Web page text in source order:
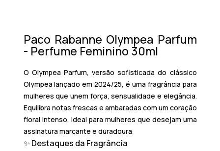
Paco Rabanne Olympea Parfum
- Perfume Feminino 30ml
O Olympea Parfum, versão sofisticada do clássico
Olympea lançado em 2024/25, é uma fragrância para
mulheres que unem força, sensualidade e elegância.
Equilibra notas frescas e ambaradas com um coração
floral intenso, ideal para mulheres que desejam uma
assinatura marcante e duradoura
✨ Destaques da Fragrância